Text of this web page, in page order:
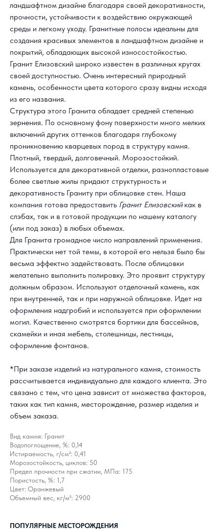
ландшафтном дизайне благодаря своей декоративности,
прочности, устойчивости к воздействию окружающей
среды и легкому уходу. Гранитные полосы идеальны для
создания красивых элементов в ландшафтном дизайне и
покрытий, обладающих высокой износостойкостью.
Гранит Елизовский широко известен в различных кругах
своей доступностью. Очень интересный природный
камень, особенности цвета которого сразу видны исходя
из его названия.
Структура этого Гранита обладает средней степенью
зернения. По основному фону поверхности много мелких
включений других оттенков благодаря глубокому
проникновению кварцевых пород в структуру камня.
Плотный, твердый, долговечный. Морозостойкий.
Используется для декоративной отделки, разнопластовые
более светлые жилы придают структурность и
декоративность Граниту при облицовке стен. Наша
компания готова предоставить Гранит Елизовскийкак в
слэбах, так и в готовой продукции по нашему каталогу
(или под заказ) в любых объемах.
Для Гранита громадное число направлений применения.
Практически нет той темы, в которой его нельзя было бы
весьма эффектно задействовать. После облицовки
желательно выполнить полировку. Это проявит структуру
должным образом. Используют отделочный камень, как
при внутренней, так и при наружной облицовке. Идет на
оформления надгробий и используется при оформлении
могил. Качественно смотрятся бортики для бассейнов,
скамейки и иная мебель, столешницы, лестницы,
оформление фонтанов.
*При заказе изделий из натурального камня, стоимость
рассчитывается индивидуально для каждого клиента. Это
связано с тем, что цена зависит от множества факторов,
таких как тип камня, месторождение, размер изделия и
объем заказа.
Вид камня: Гранит
Водопоглощение, %: 0,14
Истираемость, г/см²: 0,41
Морозостойкость, циклов: 50
Предел прочности при сжатии, МПа: 175
Пористость, %: 1,7
Цвет: Оранжевый
Объемный вес, кг/м³: 2900
ПОПУЛЯРНЫЕ МЕСТОРОЖДЕНИЯ